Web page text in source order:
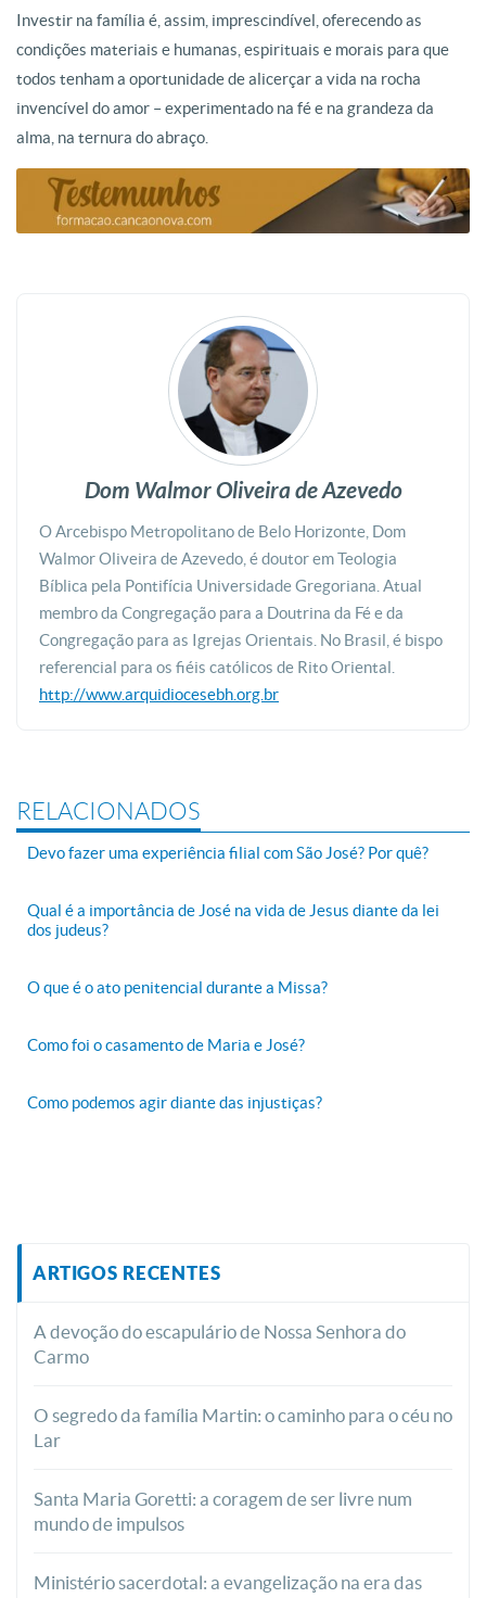
Investir na família é, assim, imprescindível, oferecendo as
condições materiais e humanas, espirituais e morais para que
todos tenham a oportunidade de alicerçar a vida na rocha
invencível do amor – experimentado na fé e na grandeza da
alma, na ternura do abraço.
Dom Walmor Oliveira de Azevedo
O Arcebispo Metropolitano de Belo Horizonte, Dom
Walmor Oliveira de Azevedo, é doutor em Teologia
Bíblica pela Pontifícia Universidade Gregoriana. Atual
membro da Congregação para a Doutrina da Fé e da
Congregação para as Igrejas Orientais. No Brasil, é bispo
referencial para os fiéis católicos de Rito Oriental.
http://www.arquidiocesebh.org.br
RELACIONADOS
Devo fazer uma experiência filial com São José? Por quê?
Qual é a importância de José na vida de Jesus diante da lei
dos judeus?
O que é o ato penitencial durante a Missa?
Como foi o casamento de Maria e José?
Como podemos agir diante das injustiças?
ARTIGOS RECENTES
A devoção do escapulário de Nossa Senhora do
Carmo
O segredo da família Martin: o caminho para o céu no
Lar
Santa Maria Goretti: a coragem de ser livre num
mundo de impulsos
Ministério sacerdotal: a evangelização na era das